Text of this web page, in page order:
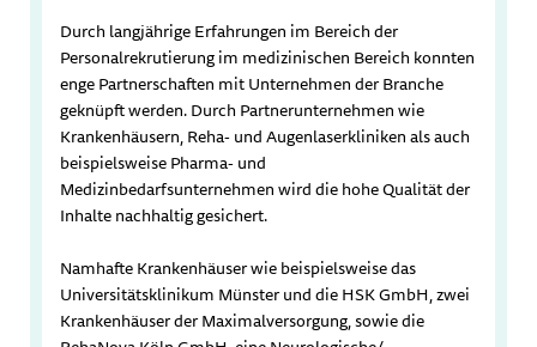
Durch langjährige Erfahrungen im Bereich der
Personalrekrutierung im medizinischen Bereich konnten
enge Partnerschaften mit Unternehmen der Branche
geknüpft werden. Durch Partnerunternehmen wie
Krankenhäusern, Reha- und Augenlaserkliniken als auch
beispielsweise Pharma- und
Medizinbedarfsunternehmen wird die hohe Qualität der
Inhalte nachhaltig gesichert.
Namhafte Krankenhäuser wie beispielsweise das
Universitätsklinikum Münster und die HSK GmbH, zwei
Krankenhäuser der Maximalversorgung, sowie die